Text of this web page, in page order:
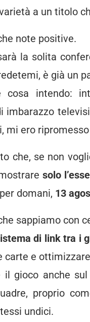
a un titolo
note positive.
la solita
è già un
intendo:
mi ero
che, se non
solo
domani, 13
sappiamo con
di link tra i
carte e
il gioco anche
proprio
undici.